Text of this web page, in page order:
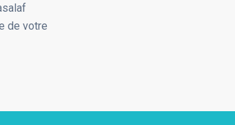
de votre